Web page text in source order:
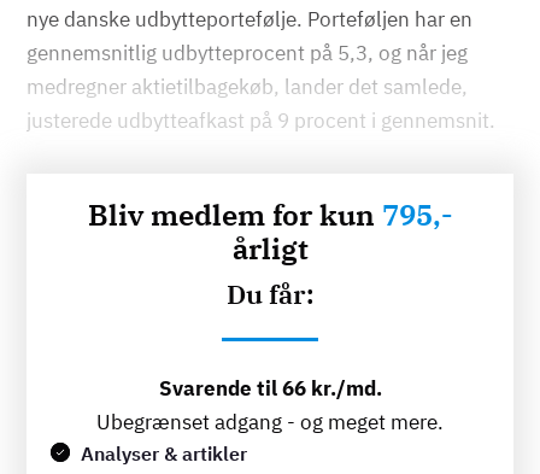
nye danske udbytteportefølje. Porteføljen har en
gennemsnitlig udbytteprocent på 5,3, og når jeg
medregner aktietilbagekøb, lander det samlede,
justerede udbytteafkast på 9 procent i gennemsnit.
Bliv medlem for kun 795,-
årligt
Du får:
Svarende til 66 kr./md.
Ubegrænset adgang - og meget mere.
Analyser & artikler